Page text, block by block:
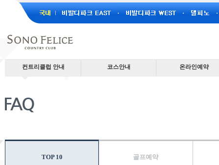
컨트리클럽 안내
연혁
레스토랑
코스안내 온라인예약
TOP 10 골프예약